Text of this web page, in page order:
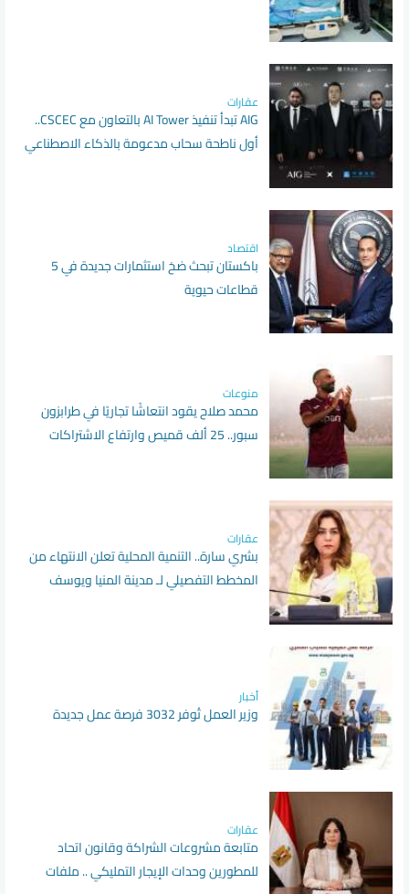
عقارات
AIG تبدأ تنفيذ AI Tower بالتعاون مع CSCEC..
أول ناطحة سحاب مدعومة بالذكاء الاصطناعي
اقتصاد
باكستان تبحث ضخ استثمارات جديدة في 5
قطاعات حيوية
منوعات
محمد صلاح يقود انتعاشًا تجاريًا في طرابزون
سبور.. 25 ألف قميص وارتفاع الاشتراكات
عقارات
بشري سارة.. التنمية المحلية تعلن الانتهاء من
المخطط التفصيلي لـ مدينة المنيا ويوسف
أخبار
وزير العمل تُوفر 3032 فرصة عمل جديدة
عقارات
متابعة مشروعات الشراكة وقانون اتحاد
للمطورين وحدات الإيجار التمليكي .. ملفات